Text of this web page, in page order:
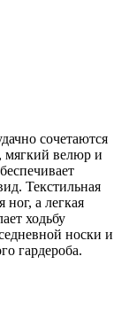
сочетаются
мягкий велюр и
Текстильная
ног, а легкая
ходьбу
носки и
гардероба.